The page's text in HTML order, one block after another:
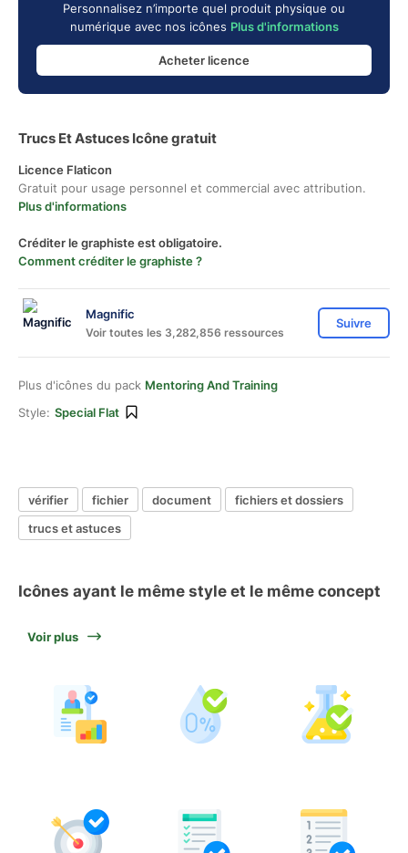
Personnalisez n’importe quel produit physique ou
numérique avec nos icônes Plus d'informations
Acheter licence
Trucs Et Astuces Icône gratuit
Licence Flaticon
Gratuit pour usage personnel et commercial avec attribution.
Plus d'informations
Créditer le graphiste est obligatoire.
Comment créditer le graphiste ?
Magnific
Voir toutes les 3,282,856 ressources
Suivre
Plus d'icônes du pack Mentoring And Training
Style: Special Flat
vérifier fichier document
fichiers et dossiers
trucs et astuces
Icônes ayant le même style et le même concept
Voir plus